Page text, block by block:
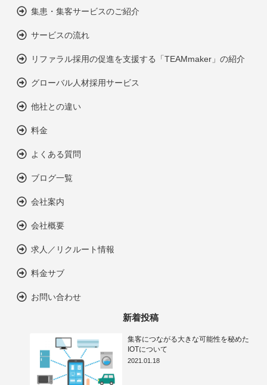
集患・集客サービスのご紹介
サービスの流れ
リファラル採用の促進を支援する「TEAMmaker」の紹介
グローバル人材採用サービス
他社との違い
料金
よくある質問
ブログ一覧
会社案内
会社概要
求人／リクルート情報
料金サブ
お問い合わせ
新着投稿
集客につながる大きな可能性を秘めた
IOTについて
2021.01.18